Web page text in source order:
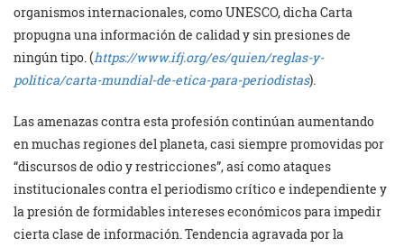
organismos internacionales, como UNESCO, dicha Carta
propugna una información de calidad y sin presiones de
ningún tipo. (https://www.ifj.org/es/quien/reglas-y-
politica/carta-mundial-de-etica-para-periodistas).
Las amenazas contra esta profesión continúan aumentando
en muchas regiones del planeta, casi siempre promovidas por
“discursos de odio y restricciones”, así como ataques
institucionales contra el periodismo crítico e independiente y
la presión de formidables intereses económicos para impedir
cierta clase de información. Tendencia agravada por la